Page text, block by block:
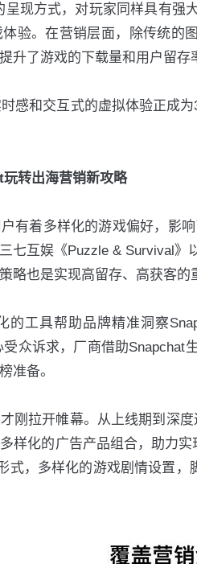
现方式，对玩家同样具有强
验。在营销层面，除传统的
升了游戏的下载量和用户留存
感和交互式的虚拟体验正成
转出海营销新攻略
有着多样化的游戏偏好，影
七互娱《Puzzle & Survival》
略也是实现高留存、高获客
的工具帮助品牌精准洞察
众诉求，厂商借助
准备。
刚拉开帷幕。从上线期到深
样化的广告产品组合，助力
式，多样化的游戏剧情设置